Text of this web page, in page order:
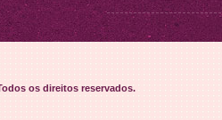
os direitos reservados.